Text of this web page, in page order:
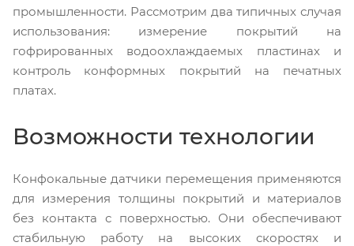
промышленности. Рассмотрим два типичных случая
использования: измерение покрытий на
гофрированных водоохлаждаемых пластинах и
контроль конформных покрытий на печатных
платах.
Возможности технологии
Конфокальные датчики перемещения применяются
для измерения толщины покрытий и материалов
без контакта с поверхностью. Они обеспечивают
стабильную работу на высоких скоростях и